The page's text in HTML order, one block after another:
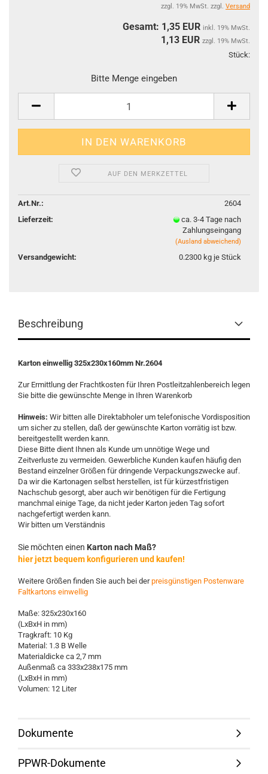
zzgl. 19% MwSt. zzgl. Versand
Gesamt: 1,35 EUR inkl. 19% MwSt.
1,13 EUR zzgl. 19% MwSt.
Stück:
Bitte Menge eingeben
AUF DEN MERKZETTEL
Art.Nr.:
2604
Lieferzeit:
ca. 3-4 Tage nach
Zahlungseingang
(Ausland abweichend)
Versandgewicht: 0.2300kg je Stück
Beschreibung
Karton einwellig 325x230x160mm Nr.2604
Zur Ermittlung der Frachtkosten für Ihren Postleitzahlenbereich legen
Sie bitte die gewünschte Menge in Ihren Warenkorb
Hinweis: Wir bitten alle Direktabholer um telefonische Vordisposition
um sicher zu stellen, daß der gewünschte Karton vorrätig ist bzw.
bereitgestellt werden kann.
Diese Bitte dient Ihnen als Kunde um unnötige Wege und
Zeitverluste zu vermeiden. Gewerbliche Kunden kaufen häufig den
Bestand einzelner Größen für dringende Verpackungszwecke auf.
Da wir die Kartonagen selbst herstellen, ist für kürzestfristigen
Nachschub gesorgt, aber auch wir benötigen für die Fertigung
manchmal einige Tage, da nicht jeder Karton jeden Tag sofort
nachgefertigt werden kann.
Wir bitten um Verständnis
Sie möchten einen Karton nach Maß?
hier jetzt bequem konfigurieren und kaufen!
Weitere Größen finden Sie auch bei derpreisgünstigen Postenware
Faltkartons einwellig
Maße: 325x230x160
(LxBxH in mm)
Tragkraft: 10 Kg
Material: 1.3 B Welle
Materialdicke ca 2,7 mm
Außenmaß ca 333x238x175 mm
(LxBxH in mm)
Volumen: 12 Liter
Dokumente
PPWR-Dokumente